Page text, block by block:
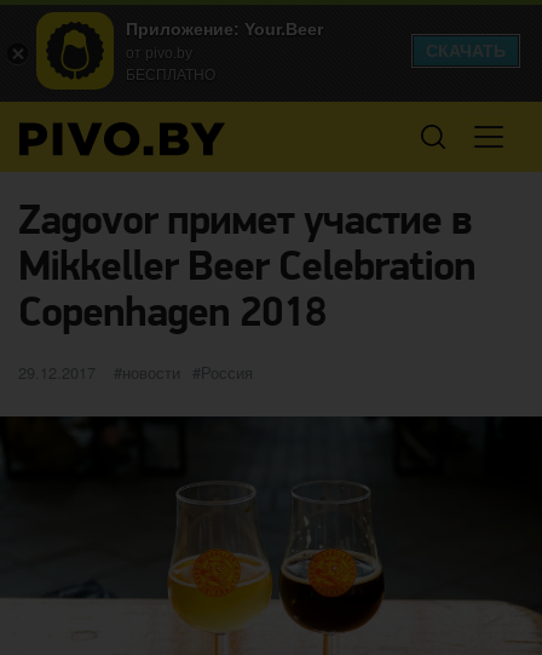
Zagovor примет участие в
Mikkeller Beer Celebration
Copenhagen 2018
Опубликовано
29.12.2017 категории
новости Метки
Россия
Приложение: Your.Beer
от pivo.by
БЕСПЛАТНО
СКАЧАТЬ